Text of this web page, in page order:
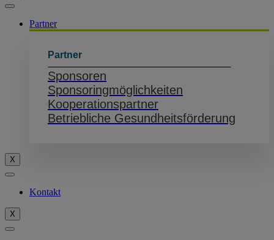
Partner
Partner
Sponsoren
Sponsoringmöglichkeiten
Kooperationspartner
Betriebliche Gesundheitsförderung
X
Kontakt
X